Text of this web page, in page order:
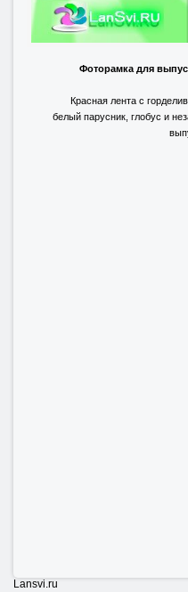
Фоторамка для
Красная лента с
белый парусник, глобус и
Lansvi.ru